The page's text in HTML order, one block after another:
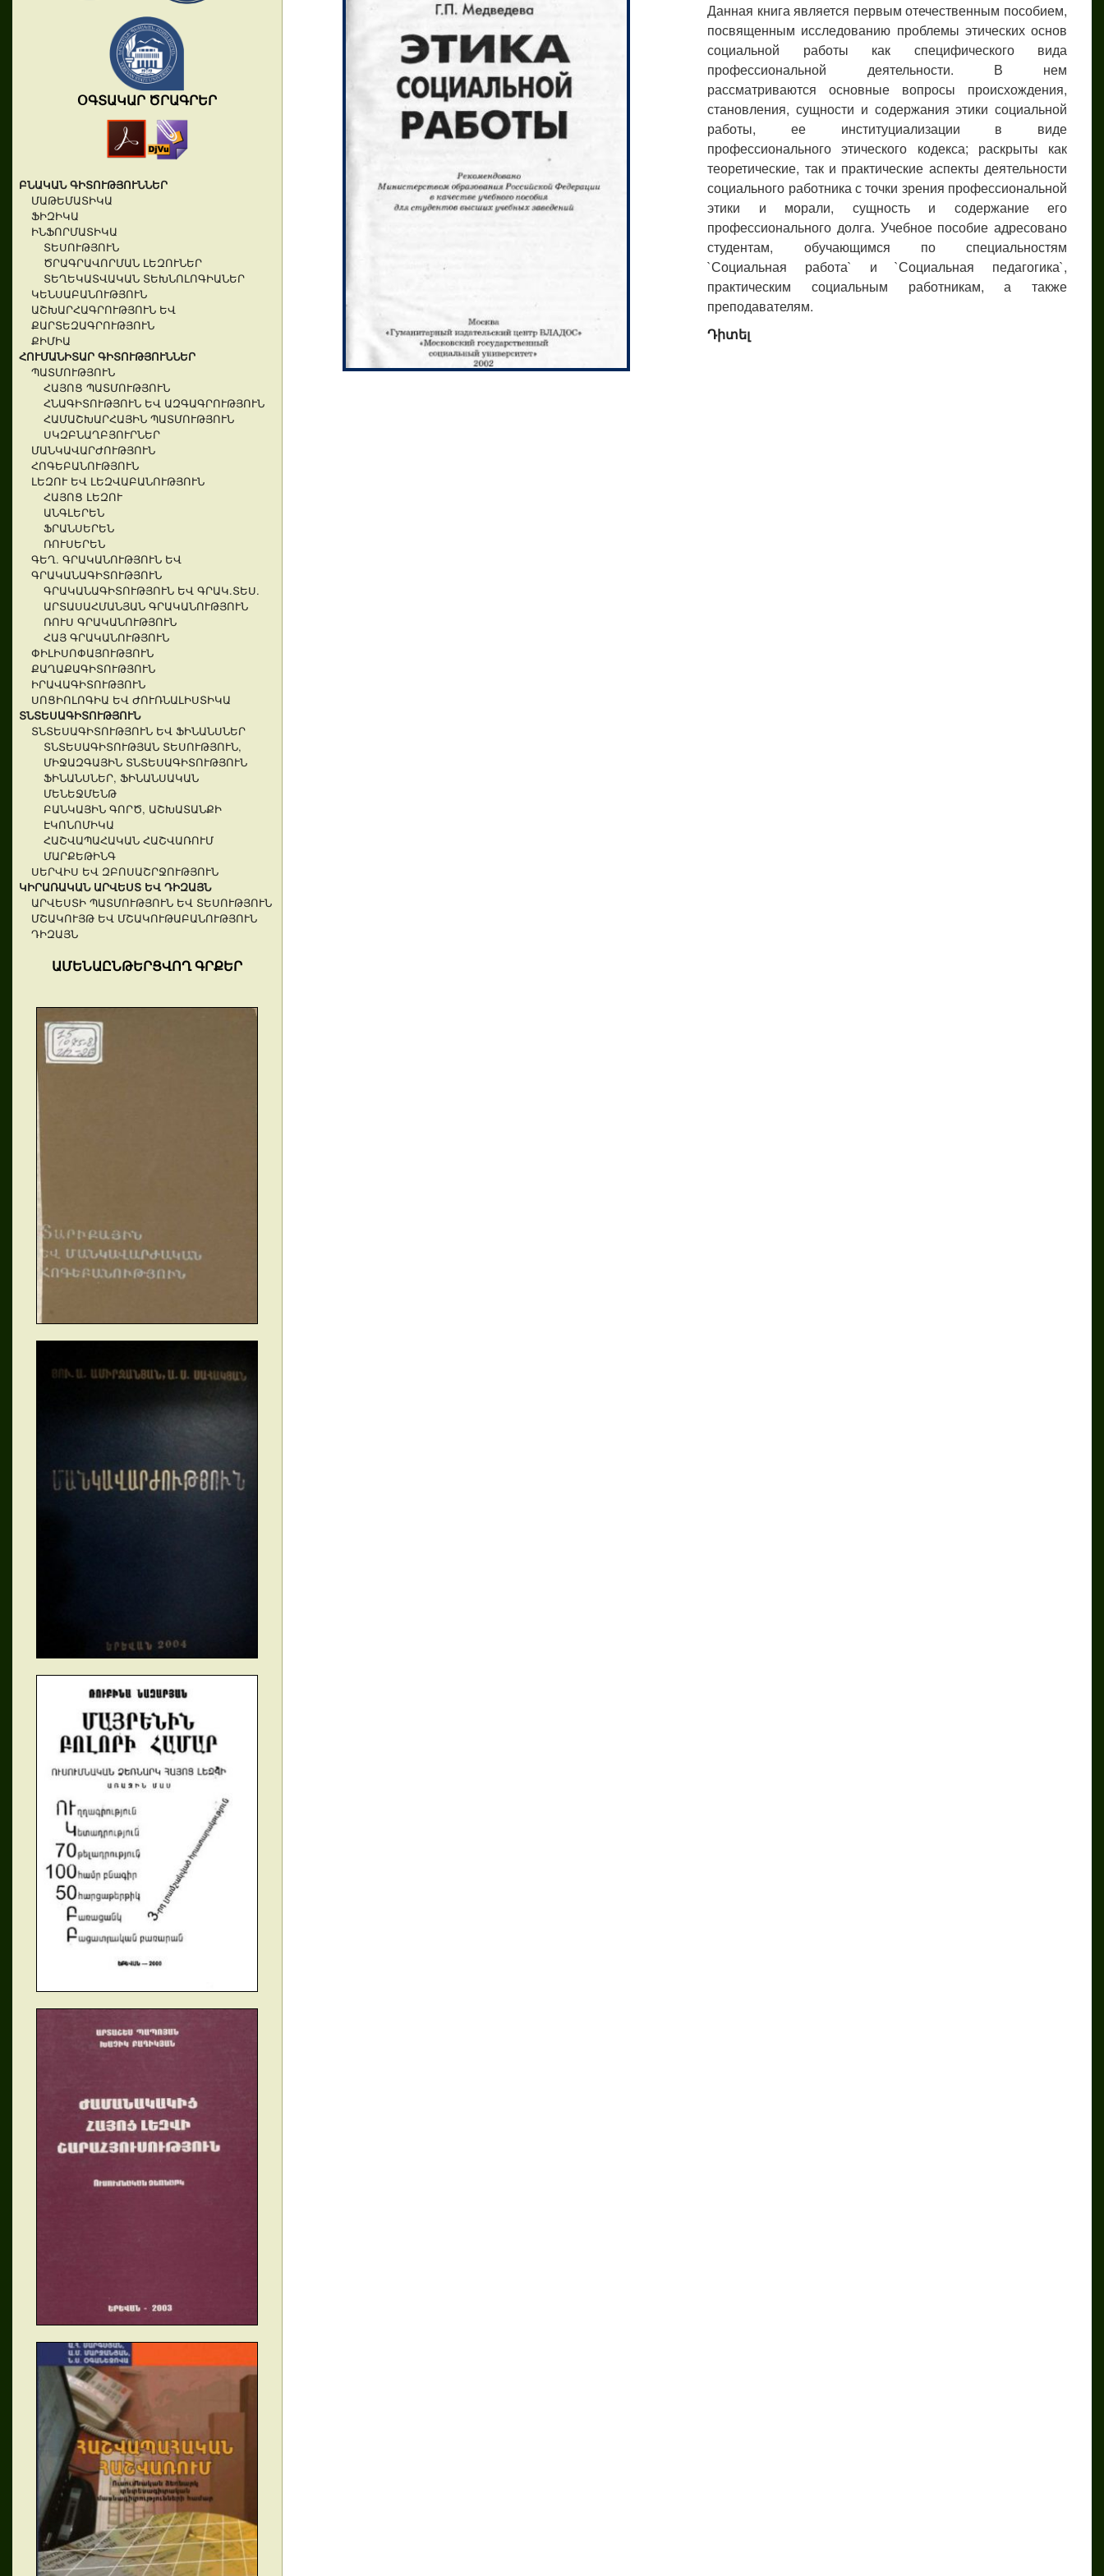
ՕԳՏԱԿԱՐ ԾՐԱԳՐԵՐ
ԲՆԱԿԱՆ ԳԻՏՈՒԹՅՈՒՆՆԵՐ
ՄԱԹԵՄԱՏԻԿԱ
ՖԻԶԻԿԱ
ԻՆՖՈՐՄԱՏԻԿԱ
ՏԵՍՈՒԹՅՈՒՆ
ԾՐԱԳՐԱՎՈՐՄԱՆ ԼԵԶՈՒՆԵՐ
ՏԵՂԵԿԱՏՎԱԿԱՆ ՏԵԽՆՈԼՈԳԻԱՆԵՐ
ԿԵՆՍԱԲԱՆՈՒԹՅՈՒՆ
ԱՇԽԱՐՀԱԳՐՈՒԹՅՈՒՆ ԵՎ
ՔԱՐՏԵԶԱԳՐՈՒԹՅՈՒՆ
ՔԻՄԻԱ
ՀՈՒՄԱՆԻՏԱՐ ԳԻՏՈՒԹՅՈՒՆՆԵՐ
ՊԱՏՄՈՒԹՅՈՒՆ
ՀԱՅՈՑ ՊԱՏՄՈՒԹՅՈՒՆ
ՀՆԱԳԻՏՈՒԹՅՈՒՆ ԵՎ ԱԶԳԱԳՐՈՒԹՅՈՒՆ
ՀԱՄԱՇԽԱՐՀԱՅԻՆ ՊԱՏՄՈՒԹՅՈՒՆ
ՍԿԶԲՆԱՂԲՅՈՒՐՆԵՐ
ՄԱՆԿԱՎԱՐԺՈՒԹՅՈՒՆ
ՀՈԳԵԲԱՆՈՒԹՅՈՒՆ
ԼԵԶՈՒ ԵՎ ԼԵԶՎԱԲԱՆՈՒԹՅՈՒՆ
ՀԱՅՈՑ ԼԵԶՈՒ
ԱՆԳԼԵՐԵՆ
ՖՐԱՆՍԵՐԵՆ
ՌՈՒՍԵՐԵՆ
ԳԵՂ. ԳՐԱԿԱՆՈՒԹՅՈՒՆ ԵՎ
ԳՐԱԿԱՆԱԳԻՏՈՒԹՅՈՒՆ
ԳՐԱԿԱՆԱԳԻՏՈՒԹՅՈՒՆ ԵՎ ԳՐԱԿ.ՏԵՍ.
ԱՐՏԱՍԱՀՄԱՆՅԱՆ ԳՐԱԿԱՆՈՒԹՅՈՒՆ
ՌՈՒՍ ԳՐԱԿԱՆՈՒԹՅՈՒՆ
ՀԱՅ ԳՐԱԿԱՆՈՒԹՅՈՒՆ
ՓԻԼԻՍՈՓԱՅՈՒԹՅՈՒՆ
ՔԱՂԱՔԱԳԻՏՈՒԹՅՈՒՆ
ԻՐԱՎԱԳԻՏՈՒԹՅՈՒՆ
ՍՈՑԻՈԼՈԳԻԱ ԵՎ ԺՈՒՌՆԱԼԻՍՏԻԿԱ
ՏՆՏԵՍԱԳԻՏՈՒԹՅՈՒՆ
ՏՆՏԵՍԱԳԻՏՈՒԹՅՈՒՆ ԵՎ ՖԻՆԱՆՍՆԵՐ
ՏՆՏԵՍԱԳԻՏՈՒԹՅԱՆ ՏԵՍՈՒԹՅՈՒՆ,
ՄԻՋԱԶԳԱՅԻՆ ՏՆՏԵՍԱԳԻՏՈՒԹՅՈՒՆ
ՖԻՆԱՆՍՆԵՐ, ՖԻՆԱՆՍԱԿԱՆ
ՄԵՆԵՋՄԵՆԹ
ԲԱՆԿԱՅԻՆ ԳՈՐԾ, ԱՇԽԱՏԱՆՔԻ
ԷԿՈՆՈՄԻԿԱ
ՀԱՇՎԱՊԱՀԱԿԱՆ ՀԱՇՎԱՌՈՒՄ
ՄԱՐՔԵԹԻՆԳ
ՍԵՐՎԻՍ ԵՎ ԶԲՈՍԱՇՐՋՈՒԹՅՈՒՆ
ԿԻՐԱՌԱԿԱՆ ԱՐՎԵՍՏ ԵՎ ԴԻԶԱՅՆ
ԱՐՎԵՍՏԻ ՊԱՏՄՈՒԹՅՈՒՆ ԵՎ ՏԵՍՈՒԹՅՈՒՆ
ՄՇԱԿՈՒՅԹ ԵՎ ՄՇԱԿՈՒԹԱԲԱՆՈՒԹՅՈՒՆ
ԴԻԶԱՅՆ
ԱՄԵՆԱԸՆԹԵՐՑՎՈՂ ԳՐՔԵՐ
Данная книга является первым отечественным пособием,
посвященным исследованию проблемы этических основ
социальной работы как специфического вида
профессиональной деятельности. В нем
рассматриваются основные вопросы происхождения,
становления, сущности и содержания этики социальной
работы, ее институциализации в виде
профессионального этического кодекса; раскрыты как
теоретические, так и практические аспекты деятельности
социального работника с точки зрения профессиональной
этики и морали, сущность и содержание его
профессионального долга. Учебное пособие адресовано
студентам, обучающимся по специальностям
`Социальная работа` и `Социальная педагогика`,
практическим социальным работникам, а также
преподавателям.
Դիտել